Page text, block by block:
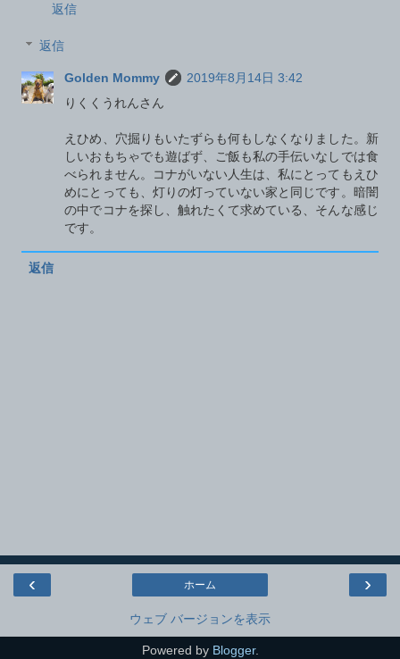
返信
返信
Golden Mommy
2019年8月14日 3:42
りくくうれんさん
えひめ、穴掘りもいたずらも何もしなくなりました。新
しいおもちゃでも遊ばず、ご飯も私の手伝いなしでは食
べられません。コナがいない人生は、私にとってもえひ
めにとっても、灯りの灯っていない家と同じです。暗闇
の中でコナを探し、触れたくて求めている、そんな感じ
です。
返信
‹ ›
ホーム
ウェブ バージョンを表示
Powered by Blogger.